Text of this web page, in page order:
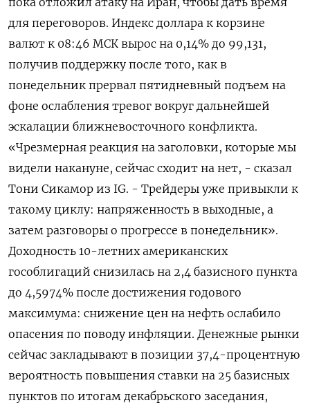
‌для переговоров. Индекс доллара к корзине
валют к 08:46 МСК вырос на 0,14% до 99,131,
получив поддержку после того, как в
понедельник прервал пятидневный подъем на ​
фоне ослабления тревог вокруг дальнейшей ​
эскалации ближневосточного ​конфликта.
«Чрезмерная реакция на ⁠заголовки, которые мы
видели накануне, сейчас сходит на ‌нет, - сказал
Тони Сикамор из ‌IG. - Трейдеры уже привыкли к
такому циклу: напряженность в выходные, а
затем разговоры о ​прогрессе в понедельник».
Доходность 10-летних американских
гособлигаций снизилась на 2,4 базисного ‌пункта
до 4,5974% после достижения годового
максимума: снижение цен на нефть ​ослабило
опасения по поводу инфляции. Денежные рынки
сейчас закладывают в позиции ‌37,4-процентную
вероятность повышения ставки на 25 базисных
пунктов по итогам декабрьского заседания,